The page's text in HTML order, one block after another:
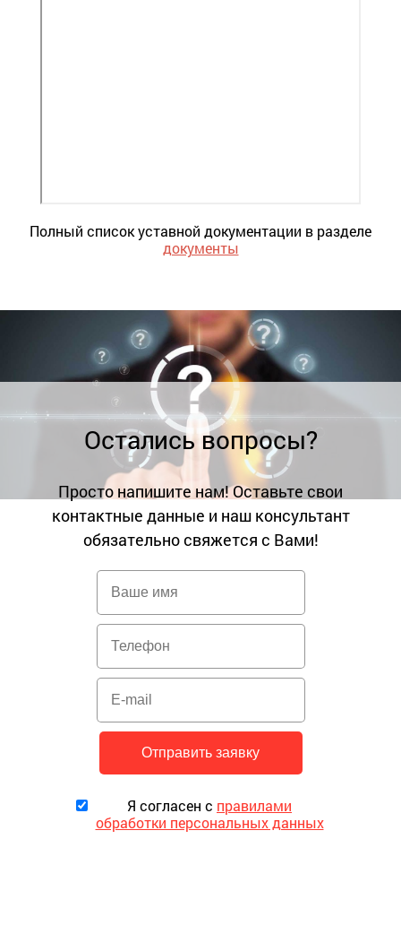
Полный список уставной документации в разделе
документы
Остались вопросы?
Просто напишите нам! Оставьте свои
контактные данные и наш консультант
обязательно свяжется с Вами!
Я согласен с правилами
обработки персональных данных